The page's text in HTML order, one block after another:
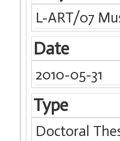
L-ART/07
Date
2010-05-31
Type
Doctoral